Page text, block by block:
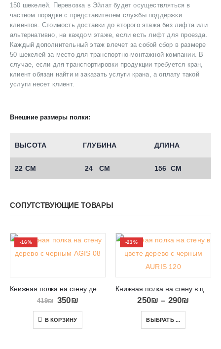
150 шекелей. Перевозка в Эйлат будет осуществляться в
частном порядке с представителем службы поддержки
клиентов. Стоимость доставки до второго этажа без лифта или
альтернативно, на каждом этаже, если есть лифт для проезда.
Каждый дополнительный этаж влечет за собой сбор в размере
50 шекелей за место для транспортно-монтажной компании. В
случае, если для транспортировки продукции требуется кран,
клиент обязан найти и заказать услуги крана, а оплату такой
услуги несет клиент.
Внешние размеры полки:
ВЫСОТА ГЛУБИНА ДЛИНА
22 СМ 24 СМ 156 СМ
СОПУТСТВУЮЩИЕ ТОВАРЫ
-16%
Книжная полка на стену дерево с черным AGIS 08
419₪ 350₪
В КОРЗИНУ
-23%
Книжная полка на стену в цвете дерево с черным AURIS 120/150
250₪ – 290₪
ВЫБРАТЬ ...